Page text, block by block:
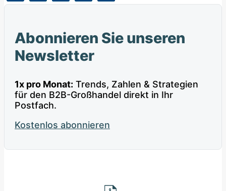
Abonnieren Sie unseren
Newsletter
1x pro Monat: Trends, Zahlen & Strategien
für den B2B-Großhandel direkt in Ihr
Postfach.
Kostenlos abonnieren